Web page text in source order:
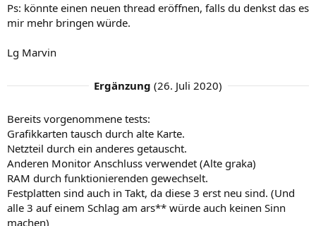
Ps: könnte einen neuen thread eröffnen, falls du denkst das es
mir mehr bringen würde.
Lg Marvin
Ergänzung (26. Juli 2020)
Bereits vorgenommene tests:
Grafikkarten tausch durch alte Karte.
Netzteil durch ein anderes getauscht.
Anderen Monitor Anschluss verwendet (Alte graka)
RAM durch funktionierenden gewechselt.
Festplatten sind auch in Takt, da diese 3 erst neu sind. (Und
alle 3 auf einem Schlag am ars** würde auch keinen Sinn
machen)